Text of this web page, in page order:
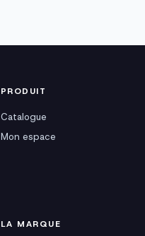
PRODUIT
Catalogue
Mon espace
LA MARQUE